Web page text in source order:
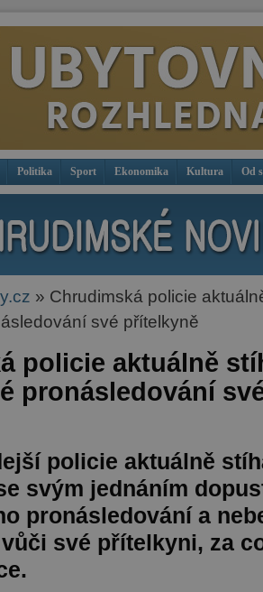
Politika Sport Ekonomika Kultura Od
» Chrudimská policie
své přítelkyně
policie aktuálně
pronásledování
policie aktuálně
svým jednáním
pronásledování a
své přítelkyni, za